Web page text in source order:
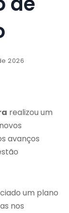
2026
realizou um
avanços
um plano
nos